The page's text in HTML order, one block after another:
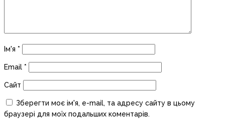
Ім'я *
Email *
Сайт
Зберегти моє ім'я, e-mail, та адресу сайту в цьому
браузері для моїх подальших коментарів.